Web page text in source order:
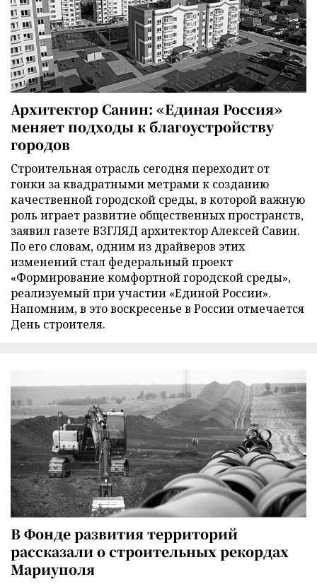
Архитектор Санин: «Единая Россия»
меняет подходы к благоустройству
городов
Строительная отрасль сегодня переходит от
гонки за квадратными метрами к созданию
качественной городской среды, в которой важную
роль играет развитие общественных пространств,
заявил газете ВЗГЛЯД архитектор Алексей Савин.
По его словам, одним из драйверов этих
изменений стал федеральный проект
«Формирование комфортной городской среды»,
реализуемый при участии «Единой России».
Напомним, в это воскресенье в России отмечается
День строителя.
В Фонде развития территорий
рассказали о строительных рекордах
Мариуполя